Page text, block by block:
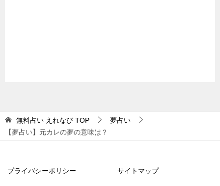
無料占い えれなび TOP
夢占い
【夢占い】元カレの夢の意味は？
プライバシーポリシー サイトマップ